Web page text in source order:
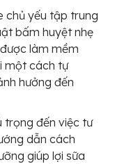
chủ yếu tập trung
bấm huyệt nhẹ
làm mềm
một cách tự
hưởng đến
trọng đến việc tư
dẫn cách
giúp lợi sữa